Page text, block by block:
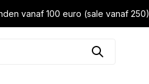
vanaf 100 euro (sale vanaf 250)